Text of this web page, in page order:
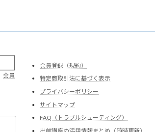
会員
会員登録（規約）
特定商取引法に基づく表示
プライバシーポリシー
サイトマップ
FAQ（トラブルシューティング）